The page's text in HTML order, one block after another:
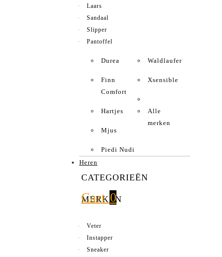
Laars
Sandaal
Slipper
Pantoffel
Durea
Finn
Comfort
Hartjes
Mjus
Piedi Nudi
Waldlaufer
Xsensible
Alle
merken
Heren
CATEGORIEËN
MERKEN
Veter
Instapper
Sneaker
Cart 0